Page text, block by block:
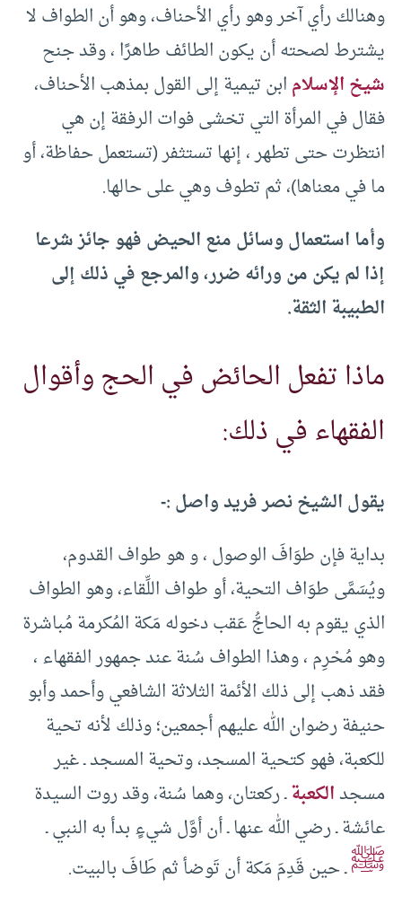
وهنالك رأي آخر وهو رأي الأحناف، وهو أن الطواف لا
يشترط لصحته أن يكون الطائف طاهرًا ، وقد جنح
شيخ الإسلامابن تيمية إلى القول بمذهب الأحناف،
فقال في المرأة التي تخشى فوات الرفقة إن هي
انتظرت حتى تطهر ، إنها تستثفر (تستعمل حفاظة، أو
ما في معناها)، ثم تطوف وهي على حالها.
وأما استعمال وسائل منع الحيض فهو جائز شرعا
إذا لم يكن من ورائه ضرر، والمرجع في ذلك إلى
الطبيبة الثقة.
ماذا تفعل الحائض في الحج وأقوال
الفقهاء في ذلك:
يقول الشيخ نصر فريد واصل :-
بداية فإن طوَافَ الوصول ، و هو طواف القدوم،
ويُسَمَّى طوَاف التحية، أو طواف اللِّقاء، وهو الطواف
الذي يقوم به الحاجُّ عَقب دخوله مَكة المُكرمة مُباشرة
وهو مُحْرِم ، وهذا الطواف سُنة عند جمهور الفقهاء ،
فقد ذهب إلى ذلك الأئمة الثلاثة الشافعي وأحمد وأبو
حنيفة رضوان الله عليهم أجمعين؛ وذلك لأنه تحية
للكعبة، فهو كتحية المسجد، وتحية المسجد ـ غير
مسجدالكعبةـ ركعتان، وهما سُنة، وقد روت السيدة
عائشة ـ رضي الله عنها ـ أن أوَّل شيءٍ بدأ به النبي ـ
ﷺـ حين قَدِمَ مَكة أن تَوضأ ثم طَافَ بالبيت.